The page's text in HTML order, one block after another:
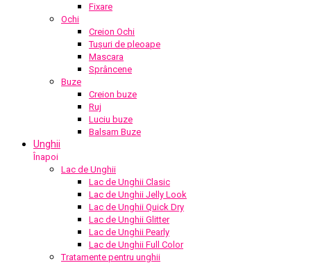
Fixare
Ochi
Creion Ochi
Tușuri de pleoape
Mascara
Sprâncene
Buze
Creion buze
Ruj
Luciu buze
Balsam Buze
Unghii
Înapoi
Lac de Unghii
Lac de Unghii Clasic
Lac de Unghii Jelly Look
Lac de Unghii Quick Dry
Lac de Unghii Glitter
Lac de Unghii Pearly
Lac de Unghii Full Color
Tratamente pentru unghii